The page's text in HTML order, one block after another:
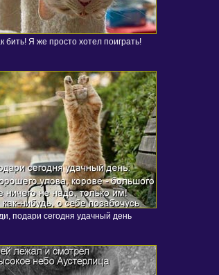
бить! Я же просто хотел поиграть!
подари сегодня удачный день